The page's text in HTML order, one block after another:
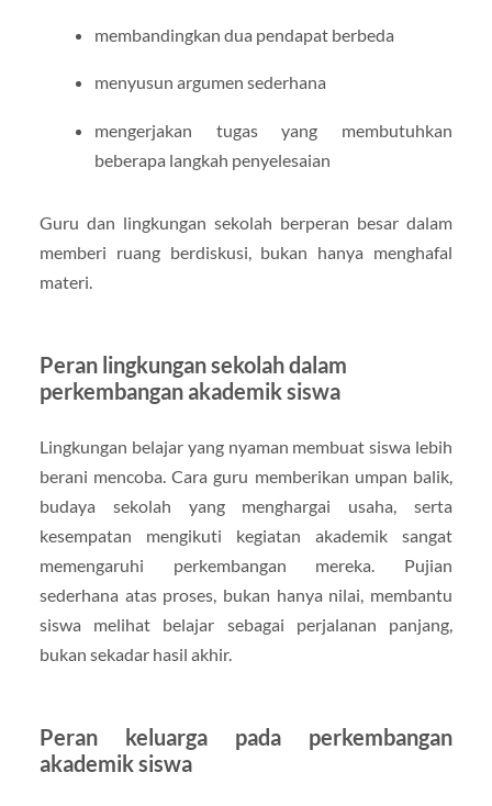
membandingkan dua pendapat berbeda
menyusun argumen sederhana
mengerjakan tugas yang membutuhkan
beberapa langkah penyelesaian
Guru dan lingkungan sekolah berperan besar dalam
memberi ruang berdiskusi, bukan hanya menghafal
materi.
Peran lingkungan sekolah dalam
perkembangan akademik siswa
Lingkungan belajar yang nyaman membuat siswa lebih
berani mencoba. Cara guru memberikan umpan balik,
budaya sekolah yang menghargai usaha, serta
kesempatan mengikuti kegiatan akademik sangat
memengaruhi perkembangan mereka. Pujian
sederhana atas proses, bukan hanya nilai, membantu
siswa melihat belajar sebagai perjalanan panjang,
bukan sekadar hasil akhir.
Peran keluarga pada perkembangan
akademik siswa